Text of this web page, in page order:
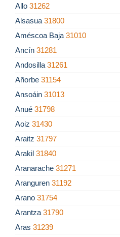
Allo 31262
Alsasua 31800
Améscoa Baja 31010
Ancín 31281
Andosilla 31261
Añorbe 31154
Ansoáin 31013
Anué 31798
Aoiz 31430
Araitz 31797
Arakil 31840
Aranarache 31271
Aranguren 31192
Arano 31754
Arantza 31790
Aras 31239